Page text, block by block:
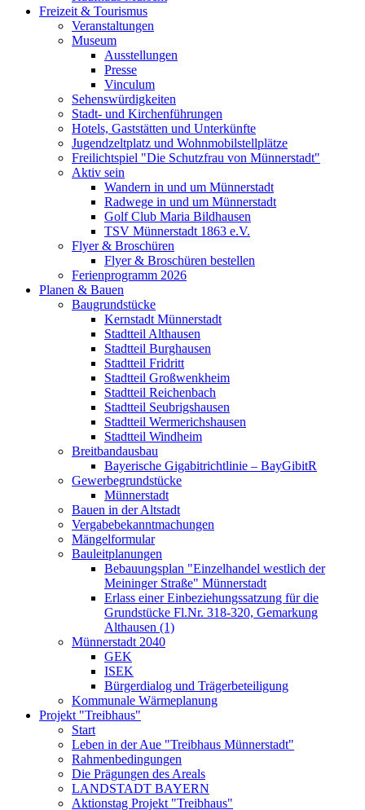
Freizeit & Tourismus
Veranstaltungen
Museum
Ausstellungen
Presse
Vinculum
Sehenswürdigkeiten
Stadt- und Kirchenführungen
Hotels, Gaststätten und Unterkünfte
Jugendzeltplatz und Wohnmobilstellplätze
Freilichtspiel "Die Schutzfrau von Münnerstadt"
Aktiv sein
Wandern in und um Münnerstadt
Radwege in und um Münnerstadt
Golf Club Maria Bildhausen
TSV Münnerstadt 1863 e.V.
Flyer & Broschüren
Flyer & Broschüren bestellen
Ferienprogramm 2026
Planen & Bauen
Baugrundstücke
Kernstadt Münnerstadt
Stadtteil Althausen
Stadtteil Burghausen
Stadtteil Fridritt
Stadtteil Großwenkheim
Stadtteil Reichenbach
Stadtteil Seubrigshausen
Stadtteil Wermerichshausen
Stadtteil Windheim
Breitbandausbau
Bayerische Gigabitrichtlinie – BayGibitR
Gewerbegrundstücke
Münnerstadt
Bauen in der Altstadt
Vergabebekanntmachungen
Mängelformular
Bauleitplanungen
Bebauungsplan "Einzelhandel westlich der
Meininger Straße" Münnerstadt
Erlass einer Einbeziehungssatzung für die
Grundstücke Fl.Nr. 318-320, Gemarkung
Althausen (1)
Münnerstadt 2040
GEK
ISEK
Bürgerdialog und Trägerbeteiligung
Kommunale Wärmeplanung
Projekt "Treibhaus"
Start
Leben in der Aue "Treibhaus Münnerstadt"
Rahmenbedingungen
Die Prägungen des Areals
LANDSTADT BAYERN
Aktionstag Projekt "Treibhaus"